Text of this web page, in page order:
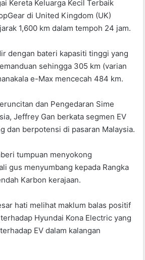
Kereta Keluarga Kecil Terbaik
di United Kingdom (UK)
1,600 km dalam tempoh 24 jam.
dengan bateri kapasiti tinggi yang
sehingga 305 km (varian
e-Max mencecah 484 km.
dan Pengedaran Sime
Jeffrey Gan berkata segmen EV
dan berpotensi di pasaran Malaysia.
tumpuan menyokong
gus menyumbang kepada Rangka
Karbon kerajaan.
hati melihat maklum balas positif
Hyundai Kona Electric yang
EV dalam kalangan